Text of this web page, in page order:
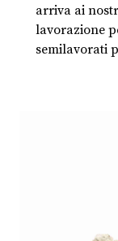
arriva ai
lavorazione
semilavorati